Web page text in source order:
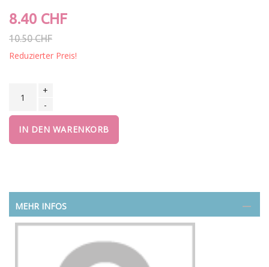
8.40 CHF
10.50 CHF
Reduzierter Preis!
+
-
IN DEN WARENKORB
MEHR INFOS